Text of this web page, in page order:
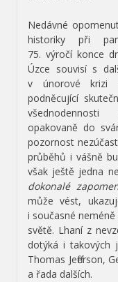
Nedávné
historiky při
75. výročí konce
Úzce souvisí s
v únorové krizi
podněcující
opakovaně do
pozornost
průběhů i vášně
však ještě jedna
dokonalé
může vést,
i současné
světě. Lhaní z
dotýká i takových
Thomas Jefferson,
a řada dalších.